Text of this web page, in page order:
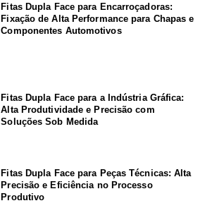
Fitas Dupla Face para Encarroçadoras:
Fixação de Alta Performance para Chapas e
Componentes Automotivos
Fitas Dupla Face para a Indústria Gráfica:
Alta Produtividade e Precisão com
Soluções Sob Medida
Fitas Dupla Face para Peças Técnicas: Alta
Precisão e Eficiência no Processo
Produtivo